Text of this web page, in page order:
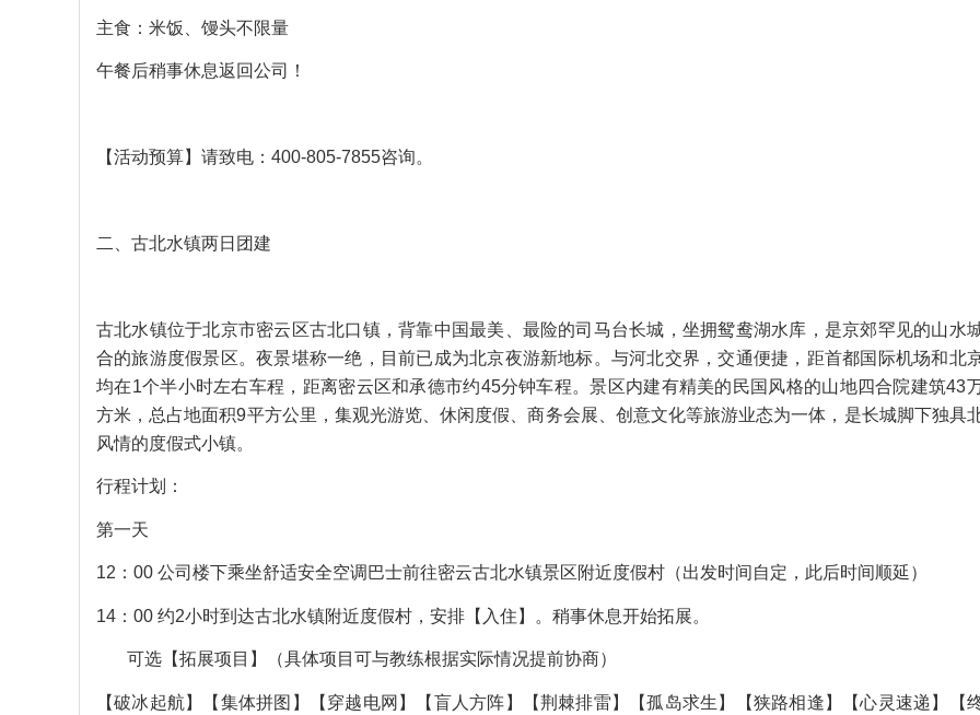
主食：米饭、馒头不限量
午餐后稍事休息返回公司！
【活动预算】请致电：400-805-7855咨询。
二、古北水镇两日团建
古北水镇位于北京市密云区古北口镇，背靠中国最美、最险的司马台长城，坐拥鸳鸯湖水库，是京郊罕见的山水
合的旅游度假景区。夜景堪称一绝，目前已成为北京夜游新地标。与河北交界，交通便捷，距首都国际机场和北
均在1个半小时左右车程，距离密云区和承德市约45分钟车程。景区内建有精美的民国风格的山地四合院建筑43
方米，总占地面积9平方公里，集观光游览、休闲度假、商务会展、创意文化等旅游业态为一体，是长城脚下独具
风情的度假式小镇。
行程计划：
第一天
12：00 公司楼下乘坐舒适安全空调巴士前往密云古北水镇景区附近度假村（出发时间自定，此后时间顺延）
14：00 约2小时到达古北水镇附近度假村，安排【入住】。稍事休息开始拓展。
可选【拓展项目】（具体项目可与教练根据实际情况提前协商）
【破冰起航】【集体拼图】【穿越电网】【盲人方阵】【荆棘排雷】【孤岛求生】【狭路相逢】【心灵速递】【